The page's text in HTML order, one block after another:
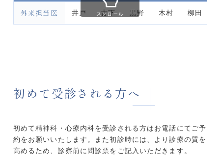
外来担当医 井戸 古下 黒野 木村 柳田
スクロール
初めて受診される方へ
初めて精神科・心療内科を受診される方はお電話にてご予
約をお願いいたします。また初診時には、より診療の質を
高めるため、診察前に問診票をご記入いただきます。